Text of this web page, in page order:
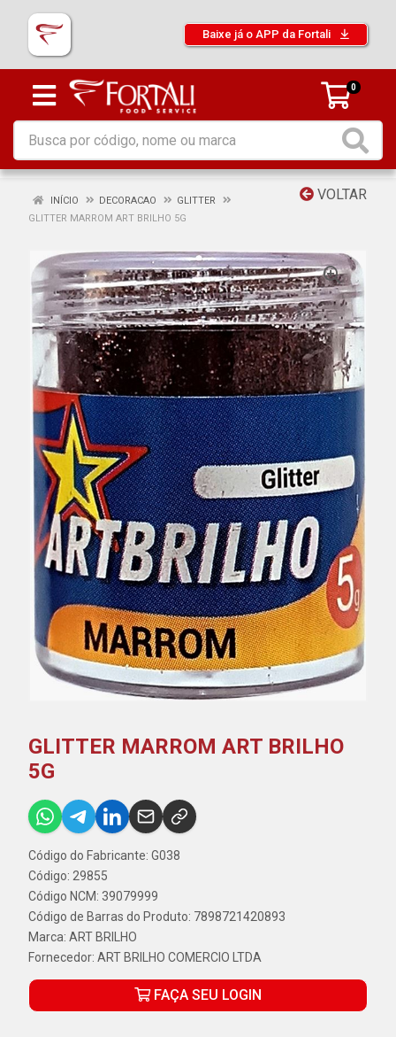
Baixe já o APP da Fortali
0
VOLTAR
INÍCIO DECORACAO
GLITTER
GLITTER MARROM ART BRILHO 5G
GLITTER MARROM ART BRILHO
5G
Código do Fabricante: G038
Código: 29855
Código NCM: 39079999
Código de Barras do Produto: 7898721420893
Marca: ART BRILHO
Fornecedor: ART BRILHO COMERCIO LTDA
FAÇA SEU LOGIN